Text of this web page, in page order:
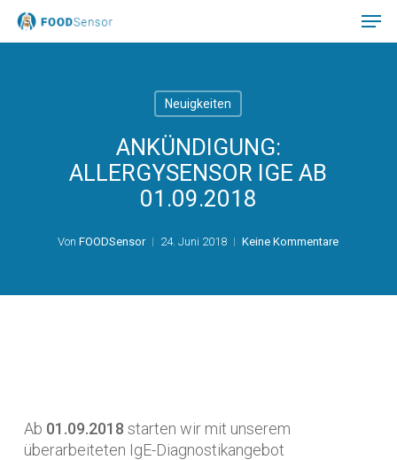
Skip
Neuigkeiten
ANKÜNDIGUNG:
ALLERGYSENSOR IGE AB
01.09.2018
Von FOODSensor 24. Juni 2018 Keine Kommentare
Ab 01.09.2018 starten wir mit unserem
überarbeiteten IgE-Diagnostikangebot